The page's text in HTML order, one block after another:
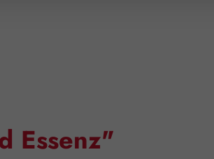
Essenz"